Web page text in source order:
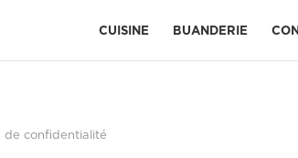
CUISINE BUANDERIE
de confidentialité